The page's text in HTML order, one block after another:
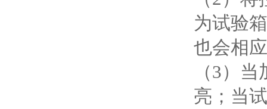
为试验
也会相
（3）
亮；当